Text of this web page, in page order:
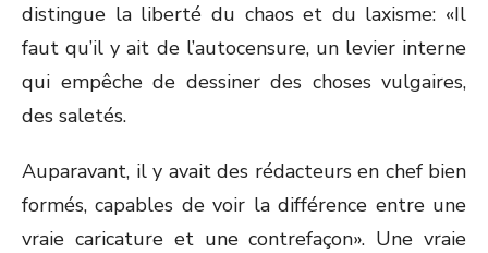
distingue la liberté du chaos et du laxisme: «Il
faut qu’il y ait de l’autocensure, un levier interne
qui empêche de dessiner des choses vulgaires,
des saletés.
Auparavant, il y avait des rédacteurs en chef bien
formés, capables de voir la différence entre une
vraie caricature et une contrefaçon». Une vraie